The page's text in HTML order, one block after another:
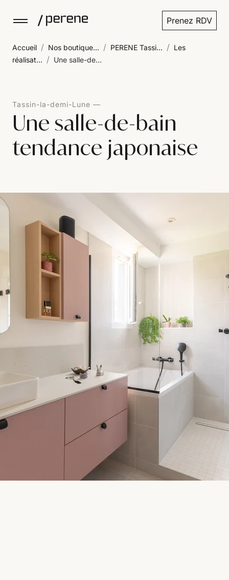
Prenez RDV
Accueil / Nos boutique... / PERENE Tassi... / Les
réalisat... / Une salle-de...
Tassin-la-demi-Lune
Une salle-de-bain
tendance japonaise